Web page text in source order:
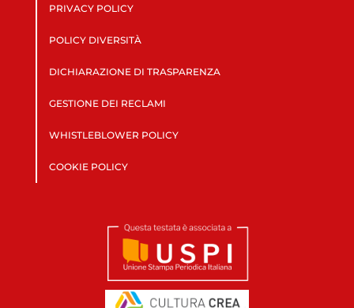
PRIVACY POLICY
POLICY DIVERSITÀ
DICHIARAZIONE DI TRASPARENZA
GESTIONE DEI RECLAMI
WHISTLEBLOWER POLICY
COOKIE POLICY